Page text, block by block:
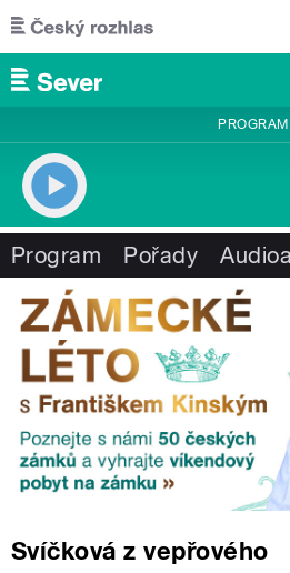
Přejít k hlavnímu obsahu
PROGRAM
Program Pořady
Svíčková z vepřového